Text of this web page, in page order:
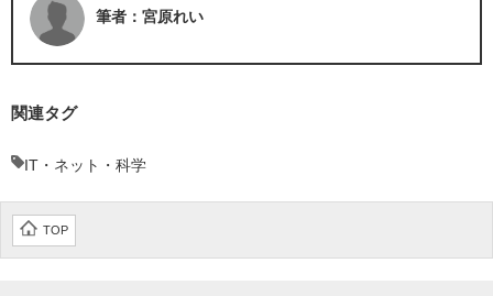
筆者：宮原れい
関連タグ
IT・ネット・科学
TOP